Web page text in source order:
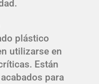
plástico
utilizarse en
Están
para